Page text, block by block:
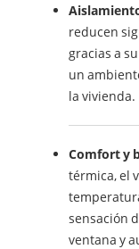
reducen
gracias a
un
la vivienda.
Comfort y
térmica, el
sensación
ventana y